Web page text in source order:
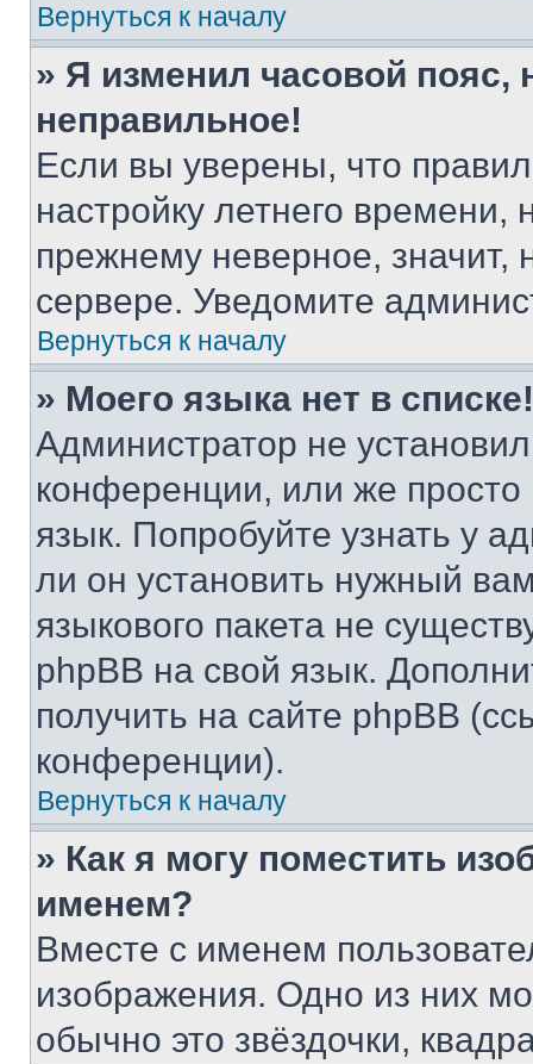
Вернуться к началу
» Я изменил часовой пояс,
неправильное!
Если вы уверены, что
настройку летнего
прежнему неверное, значит,
сервере. Уведомите
Вернуться к началу
» Моего языка нет в списке!
Администратор не
конференции, или же
язык. Попробуйте узнать у
ли он установить нужный
языкового пакета не
phpBB на свой язык.
получить на сайте phpBB
конференции).
Вернуться к началу
» Как я могу поместить
именем?
Вместе с именем
изображения. Одно из них
обычно это звёздочки,